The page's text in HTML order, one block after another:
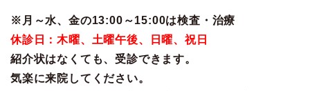
※月～水、金の13:00～15:00は検査・治療
休診日：木曜、土曜午後、日曜、祝日
紹介状はなくても、受診できます。
気楽に来院してください。